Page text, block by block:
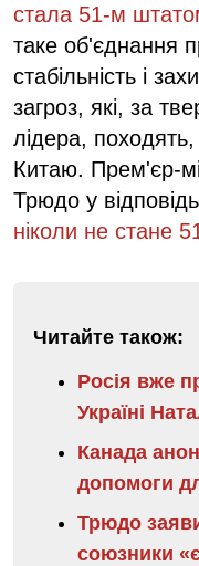
стала 51-м
таке об'єднання
стабільність і
загроз, які, за
лідера, походять,
Китаю. Прем'єр-
Трюдо у
ніколи не стане
Читайте також:
Росія вже
Україні
Канада
допомоги
Трюдо
союзники